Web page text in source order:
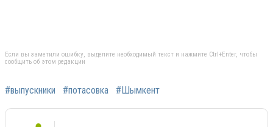
Если вы заметили ошибку, выделите необходимый текст и нажмите Ctrl+Enter, чтобы
сообщить об этом редакции
#выпускники #потасовка #Шымкент